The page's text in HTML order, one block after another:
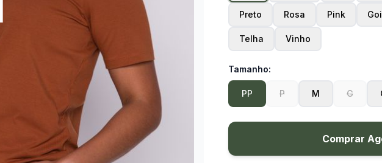
Preto Rosa Pink
Telha Vinho
Tamanho:
PP P M G
Comprar